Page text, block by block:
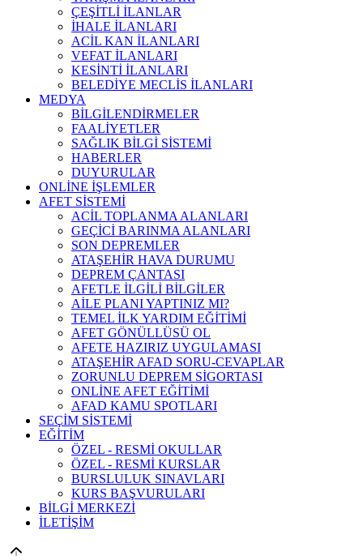
ÇEŞİTLİ İLANLAR
İHALE İLANLARI
ACİL KAN İLANLARI
VEFAT İLANLARI
KESİNTİ İLANLARI
BELEDİYE MECLİS İLANLARI
MEDYA
BİLGİLENDİRMELER
FAALİYETLER
SAĞLIK BİLGİ SİSTEMİ
HABERLER
DUYURULAR
ONLİNE İŞLEMLER
AFET SİSTEMİ
ACİL TOPLANMA ALANLARI
GEÇİCİ BARINMA ALANLARI
SON DEPREMLER
ATAŞEHİR HAVA DURUMU
DEPREM ÇANTASI
AFETLE İLGİLİ BİLGİLER
AİLE PLANI YAPTINIZ MI?
TEMEL İLK YARDIM EĞİTİMİ
AFET GÖNÜLLÜSÜ OL
AFETE HAZIRIZ UYGULAMASI
ATAŞEHİR AFAD SORU-CEVAPLAR
ZORUNLU DEPREM SİGORTASI
ONLİNE AFET EĞİTİMİ
AFAD KAMU SPOTLARI
SEÇİM SİSTEMİ
EĞİTİM
ÖZEL - RESMİ OKULLAR
ÖZEL - RESMİ KURSLAR
BURSLULUK SINAVLARI
KURS BAŞVURULARI
BİLGİ MERKEZİ
İLETİŞİM